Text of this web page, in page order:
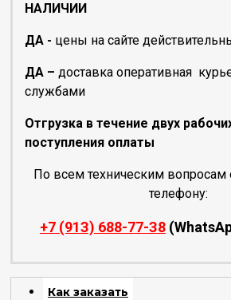
НАЛИЧИИ
ДА - цены на сайте
ДА – доставка оперативная
службами
Отгрузка в течение двух
поступления оплаты
По всем техническим вопросам
телефону:
+7 (91З) 688-77-З8
Как заказать